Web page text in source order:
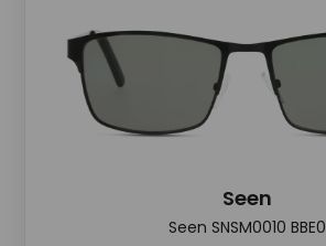
Seen
Seen SNSM0010 BBE0